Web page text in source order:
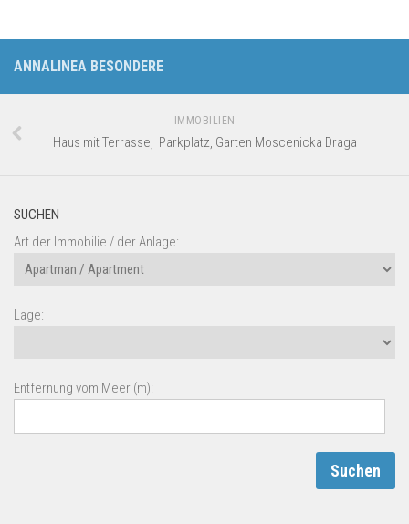
ANNALINEA BESONDERE
IMMOBILIEN
Haus mit Terrasse, Parkplatz, Garten Moscenicka Draga
SUCHEN
Art der Immobilie / der Anlage:
Lage:
Entfernung vom Meer (m):